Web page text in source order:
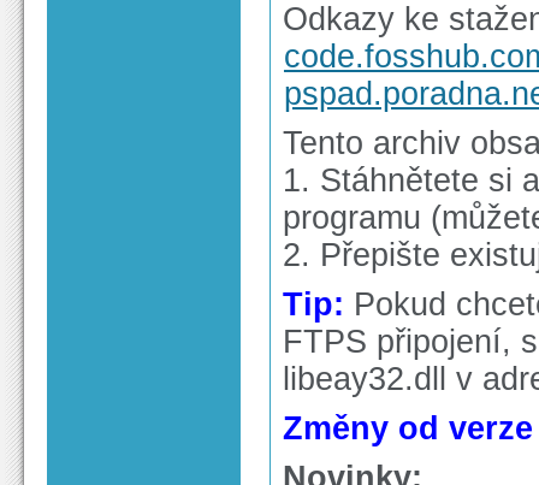
Odkazy ke
Tento archiv
1. Stáhnětete si
programu
2. Přepište
Tip: Pokud
FTPS připojení,
libeay32.dll v
Změny od verze
Novinky: